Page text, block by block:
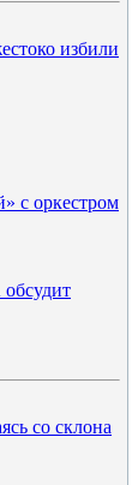
избили
с оркестром
со склона